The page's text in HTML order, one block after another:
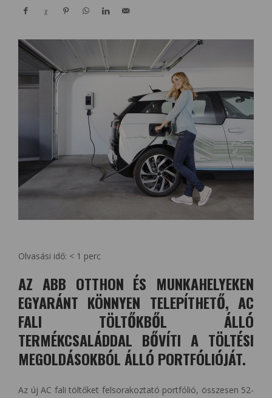
Olvasási idő: < 1 perc
AZ ABB OTTHON ÉS MUNKAHELYEKEN
EGYARÁNT KÖNNYEN TELEPÍTHETŐ, AC
FALI TÖLTŐKBŐL ÁLLÓ
TERMÉKCSALÁDDAL BŐVÍTI A TÖLTÉSI
MEGOLDÁSOKBÓL ÁLLÓ PORTFÓLIÓJÁT.
Az új AC fali töltőket felsorakoztató portfólió, összesen 52-